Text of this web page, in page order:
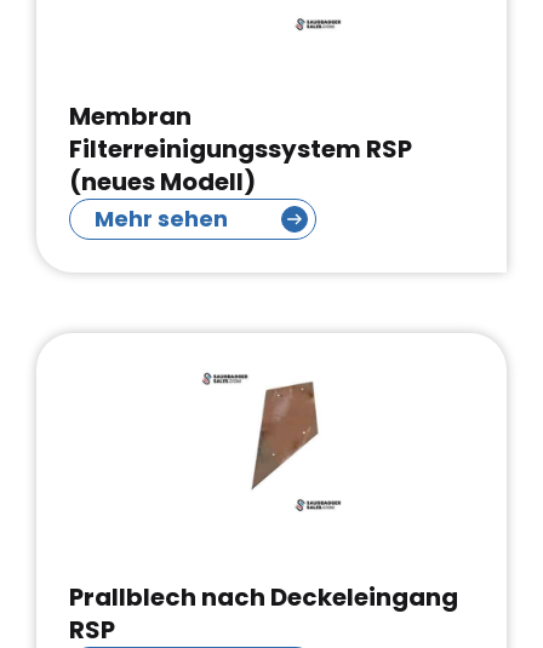
Membran
Filterreinigungssystem RSP
(neues Modell)
Mehr sehen
Prallblech nach Deckeleingang
RSP